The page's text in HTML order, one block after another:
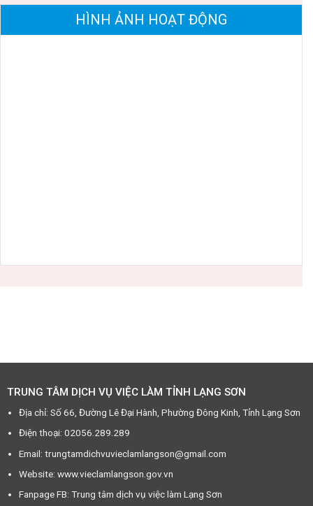
HÌNH ẢNH HOẠT ĐỘNG
TRUNG TÂM DỊCH VỤ VIỆC LÀM TỈNH LẠNG SƠN
Địa chỉ: Số 66, Đường Lê Đại Hành, Phường Đông Kinh, Tỉnh Lạng Sơn
Điện thoại: 02056.289.289
Email: trungtamdichvuvieclamlangson@gmail.com
Website: www.vieclamlangson.gov.vn
Fanpage FB: Trung tâm dịch vụ việc làm Lạng Sơn